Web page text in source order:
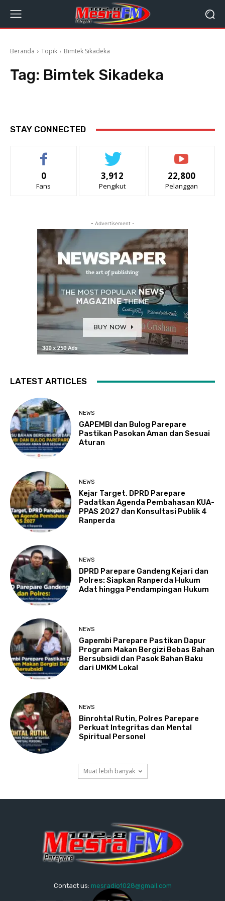
Beranda Topik Bimtek Sikadeka
Tag: Bimtek Sikadeka
STAY CONNECTED
0
Fans
3,912
Pengikut
22,800
Pelanggan
- Advertisement -
LATEST ARTICLES
NEWS
GAPEMBI dan Bulog Parepare
Pastikan Pasokan Aman dan Sesuai
Aturan
NEWS
Kejar Target, DPRD Parepare
Padatkan Agenda Pembahasan KUA-
PPAS 2027 dan Konsultasi Publik 4
Ranperda
NEWS
DPRD Parepare Gandeng Kejari dan
Polres: Siapkan Ranperda Hukum
Adat hingga Pendampingan Hukum
NEWS
Gapembi Parepare Pastikan Dapur
Program Makan Bergizi Bebas Bahan
Bersubsidi dan Pasok Bahan Baku
dari UMKM Lokal
NEWS
Binrohtal Rutin, Polres Parepare
Perkuat Integritas dan Mental
Spiritual Personel
Muat lebih banyak
Contact us: mesradio1028@gmail.com